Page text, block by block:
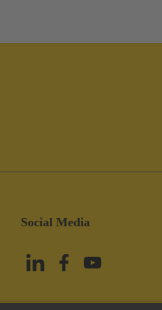
Social Media